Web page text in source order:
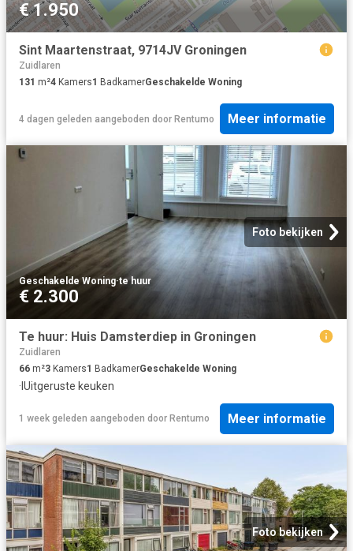
€ 1.950
Sint Maartenstraat, 9714JV Groningen
Zuidlaren
131 m²4 Kamers1 BadkamerGeschakelde Woning
4 dagen geleden aangeboden door Rentumo Meer informatie
Foto bekijken
Geschakelde Woning·te huur
€ 2.300
Te huur: Huis Damsterdiep in Groningen
Zuidlaren
66 m²3 Kamers1 BadkamerGeschakelde Woning
· IUitgeruste keuken
1 week geleden aangeboden door Rentumo Meer informatie
Foto bekijken